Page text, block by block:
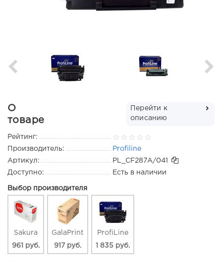
О
товаре
Перейти к
описанию
Рейтинг:
Производитель:
Profiline
Артикул:
PL_CF287A/041
Доступно:
Есть в наличии
Выбор производителя
Sakura
961 руб.
GalaPrint
917 руб.
ProfiLine
1 835 руб.